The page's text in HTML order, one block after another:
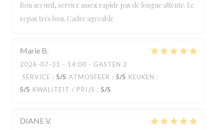
Bon accueil, service assez rapide pas de longue attente. Le
repas très bon. Cadre agreable
Marie B
2026-07-31 - 14:00 - GASTEN 2
SERVICE : 5/5 ATMOSFEER : 5/5 KEUKEN :
5/5 KWALITEIT / PRIJS : 5/5
DIANEV